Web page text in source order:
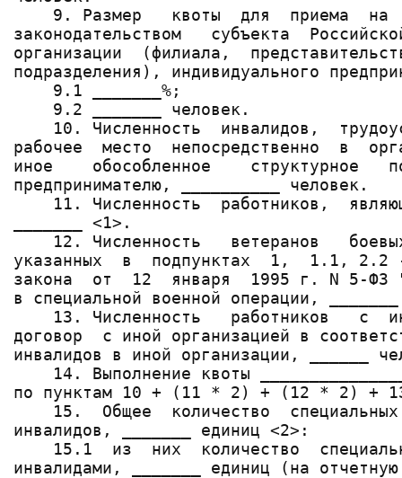
9. Размер   квоты  для  приема  на
законодательством   субъекта
организации  (филиала,
подразделения), индивидуального
    9.1 _______%;
    9.2 _______ человек.
10. Численность  инвалидов,
рабочее  место  непосредственно  в
иное    обособленное    структурное
предпринимателю, __________ человек.
11. Численность  работников,
_______ <1>.
12. Численность   ветеранов
указанных  в  подпунктах  1,  1.1, 2.2
закона  от  12  января  1995 г. N 5-ФЗ
в специальной военной операции,
13. Численность   работников   с
договор  с иной организацией в
инвалидов в иной организации, ______
14. Выполнение квоты
по пунктам 10 + (11 * 2) + (12 * 2) +
15.  Общее  количество
инвалидов, _______ единиц <2>:
15.1  из  них  количество
инвалидами, _______ единиц (на